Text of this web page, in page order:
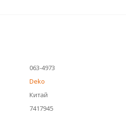
063-4973
Deko
Китай
7417945